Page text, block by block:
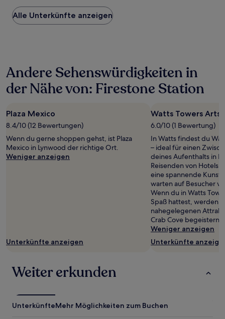
Preis
pro
Nacht,
24 Stunden
für
einen
1 Übernachtung
von
gefunden
wurde.
Preise
Bedingungen
Alle Unterkünfte anzeigen
Andere Sehenswürdigkeiten in
der Nähe von: Firestone Station
Plaza Mexico
8.4/10 (12 Bewertungen)
Wenn du gerne shoppen gehst, ist Plaza
Mexico in Lynwood der richtige Ort.
Weniger anzeigen
Unterkünfte anzeigen
Watts Towers Arts
6.0/10 (1 Bewertung)
In Watts findest du
– ideal für einen
deines Aufenthalts in
Reisenden von
eine spannende
warten auf Besucher
Wenn du in Watts
Spaß hattest, werden
nahegelegenen
Crab Cove begeistern.
Weniger anzeigen
Unterkünfte
Weiter erkunden
UnterkünfteMehr Möglichkeiten zum Buchen